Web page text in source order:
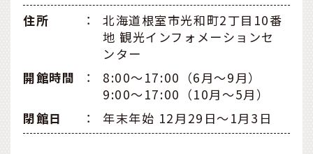
住所
：
北海道根室市光和町2丁目10番
地 観光インフォメーションセ
ンター
開館時間
：
8:00～17:00（6月～9月）
9:00～17:00（10月～5月）
閉館日
： 年末年始 12月29日～1月3日